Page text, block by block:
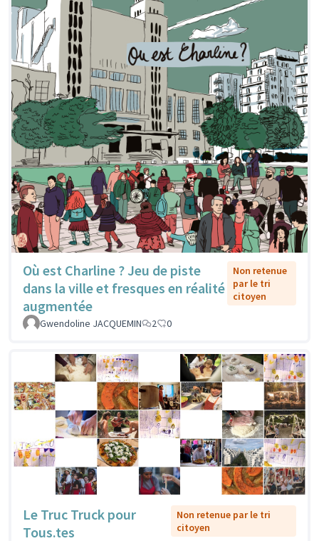
Où est Charline ? Jeu de piste
dans la ville et fresques en réalité
augmentée
Non retenue
par le tri
citoyen
Gwendoline JACQUEMIN 2 0
Le Truc Truck pour
Tous.tes
Non retenue par le tri
citoyen